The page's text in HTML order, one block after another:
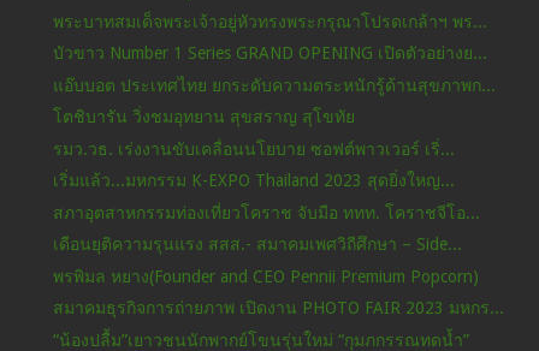
พระบาทสมเด็จพระเจ้าอยู่หัวทรงพระกรุณาโปรดเกล้าฯ พร...
บัวขาว Number 1 Series GRAND OPENING เปิดตัวอย่างย...
แอ๊บบอต ประเทศไทย ยกระดับความตระหนักรู้ด้านสุขภาพก...
โตชิบารัน วิ่งชมอุทยาน สุขสราญ สุโขทัย
รมว.วธ. เร่งงานขับเคลื่อนนโยบาย ซอฟต์พาวเวอร์ เริ่...
เริ่มแล้ว...มหกรรม K-EXPO Thailand 2023 สุดยิ่งใหญ...
สภาอุตสาหกรรมท่องเที่ยวโคราช จับมือ ททท. โคราชจีโอ...
เดือนยุติความรุนแรง สสส.- สมาคมเพศวิถีศึกษา – Side...
พรพิมล หยาง(Founder and CEO Pennii Premium Popcorn)
สมาคมธุรกิจการถ่ายภาพ เปิดงาน PHOTO FAIR 2023 มหกร...
“น้องปลื้ม”เยาวชนนักพากย์โขนรุ่นใหม่ “กุมภกรรณทดน้ำ”